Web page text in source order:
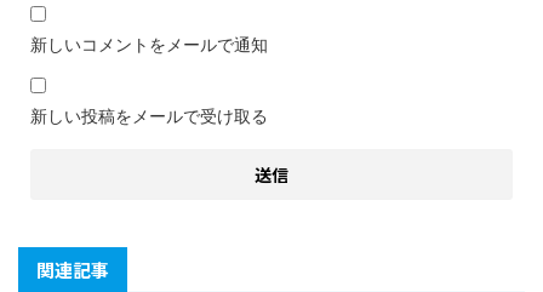
新しいコメントをメールで通知
新しい投稿をメールで受け取る
関連記事